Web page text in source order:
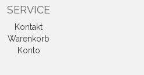
SERVICE
Kontakt
Warenkorb
Konto